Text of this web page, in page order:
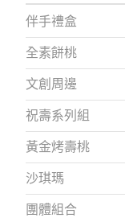
伴手禮盒
全素餅桃
文創周邊
祝壽系列組
黃金烤壽桃
沙琪瑪
團體組合